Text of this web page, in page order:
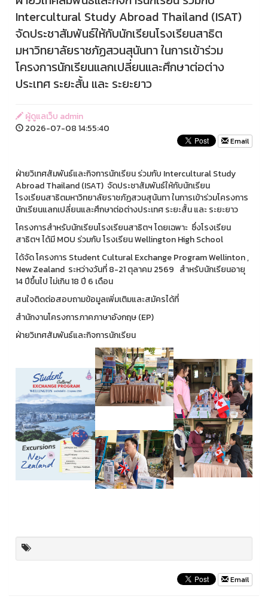
Intercultural Study Abroad Thailand (ISAT)
จัดประชาสัมพันธ์ให้กับนักเรียนโรงเรียนสาธิต
มหาวิทยาลัยราชภัฏสวนสุนันทา ในการเข้าร่วม
โครงการนักเรียนแลกเปลี่ยนและศึกษาต่อต่าง
ประเทศ ระยะสั้น และ ระยะยาว
ผู้ดูแลเว็บ admin
2026-07-08 14:55:40
Email
ฝ่ายวิเทศสัมพันธ์และกิจการนักเรียน ร่วมกับ Intercultural Study
Abroad Thailand (ISAT) จัดประชาสัมพันธ์ให้กับนักเรียน
โรงเรียนสาธิตมหาวิทยาลัยราชภัฏสวนสุนันทา ในการเข้าร่วมโครงการ
นักเรียนแลกเปลี่ยนและศึกษาต่อต่างประเทศ ระยะสั้น และ ระยะยาว
โครงการสำหรับนักเรียนโรงเรียนสาธิตฯ โดยเฉพาะ ซึ่งโรงเรียน
สาธิตฯ ได้มี MOU ร่วมกับ โรงเรียน Wellington High School
ได้จัด โครงการ Student Cultural Exchange Program Wellinton ,
New Zealand ระหว่างวันที่ 8-21 ตุลาคม 2569 สำหรับนักเรียนอายุ
14 ปีขึ้นไป ไม่เกิน 18 ปี 6 เดือน
สนใจติดต่อสอบถามข้อมูลเพิ่มเติมและสมัครได้ที่
สำนักงานโครงการภาคภาษาอังกฤษ (EP)
ฝ่ายวิเทศสัมพันธ์และกิจการนักเรียน
Email